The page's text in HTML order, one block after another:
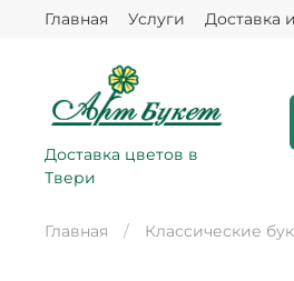
Главная Услуги Доставка
Доставка цветов в
Твери
Главная Классические